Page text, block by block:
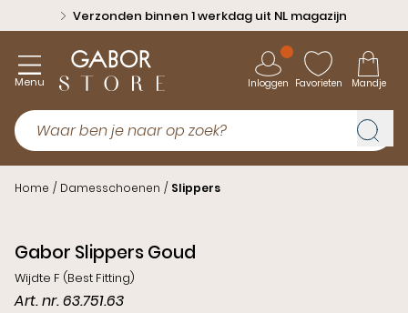
Verzonden binnen 1 werkdag uit NL magazijn
Menu Inloggen Favorieten Mandje
Home / Damesschoenen / Slippers
Gabor Slippers Goud
Wijdte F (Best Fitting)
Art. nr. 63.751.63